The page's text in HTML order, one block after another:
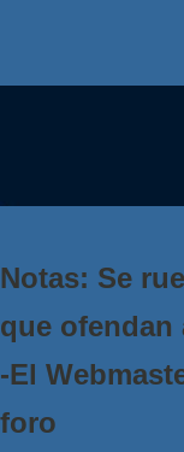
Notas: Se
que
-El
foro